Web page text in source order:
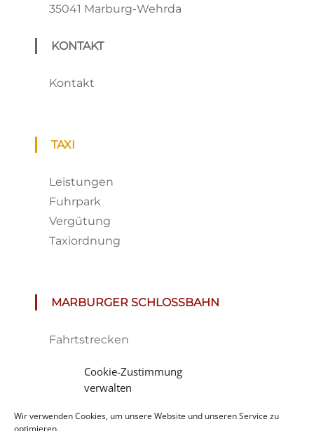
Cookie-Zustimmung
verwalten
Wir verwenden Cookies, um unsere Website und unseren Service zu
optimieren.
35041 Marburg-Wehrda
KONTAKT
Kontakt
TAXI
Leistungen
Fuhrpark
Vergütung
Taxiordnung
MARBURGER SCHLOSSBAHN
Fahrtstrecken
Tickets
Impressionen